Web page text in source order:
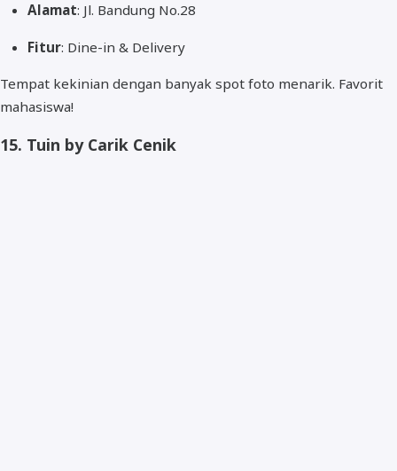
Alamat: Jl. Bandung No.28
Fitur: Dine-in & Delivery
Tempat kekinian dengan banyak spot foto menarik. Favorit
mahasiswa!
15. Tuin by Carik Cenik